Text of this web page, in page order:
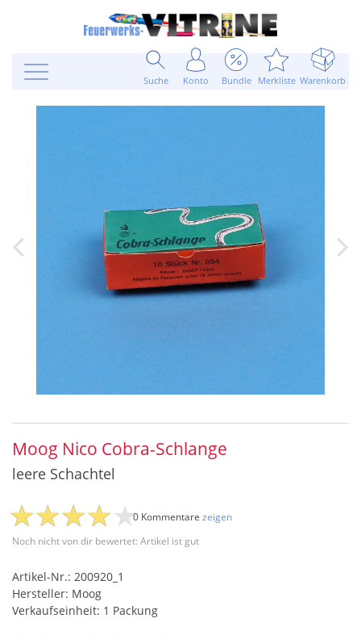
Suche Konto Bundle Merkliste Warenkorb
Moog Nico Cobra-Schlange
leere Schachtel
Noch nicht von dir bewertet: Artikel ist gut
0 Kommentare zeigen
Artikel-Nr.: 200920_1
Hersteller: Moog
Verkaufseinheit: 1 Packung